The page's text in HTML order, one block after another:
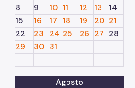
8
9 10 11 12 13
14
15
16 17 18 19 20 21
22
23 24 25 26 27 28
29
30 31
Agosto